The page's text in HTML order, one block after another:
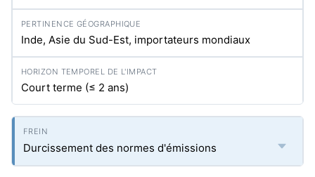
Inde, Asie du Sud-Est, importateurs mondiaux
Court terme (≤ 2 ans)
Durcissement des normes d'émissions